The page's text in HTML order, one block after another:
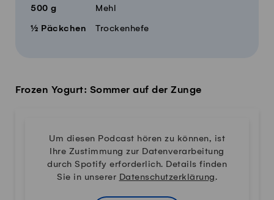
500 g Mehl
½ Päckchen Trockenhefe
Frozen Yogurt: Sommer auf der Zunge
Um diesen Podcast hören zu können, ist
Ihre Zustimmung zur Datenverarbeitung
durch Spotify erforderlich. Details finden
Sie in unserer Datenschutzerklärung.